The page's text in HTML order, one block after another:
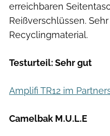
erreichbaren
Reißverschlüssen.
Recyclingmaterial.
Testurteil: Sehr gut
Amplifi TR12 im
Camelbak M.U.L.E